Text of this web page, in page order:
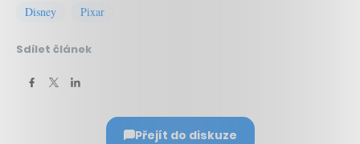
Disney Pixar
Sdílet článek
Přejít do diskuze